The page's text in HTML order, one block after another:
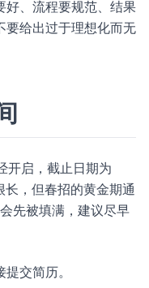
好、流程要规范、结果
要给出过于理想化而无
开启，截止日期为
，但春招的黄金期通
先被填满，建议尽早
交简历。